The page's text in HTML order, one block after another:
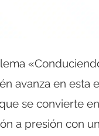
avanza en esta
se convierte
a presión con